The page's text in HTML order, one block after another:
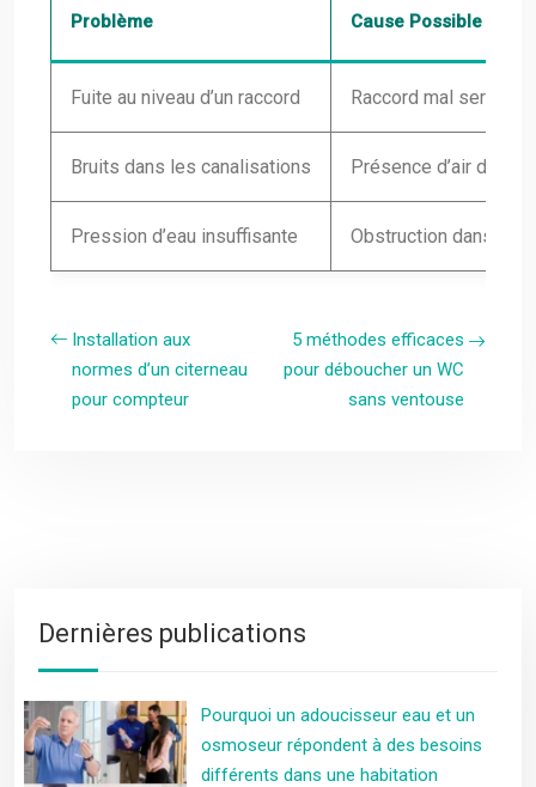
Problème Cause Possible
Fuite au niveau d’un raccord Raccord mal serré,
Bruits dans les canalisations Présence d’air dans
Pression d’eau insuffisante Obstruction dans les
Installation aux
normes d’un citerneau
pour compteur
5 méthodes efficaces
pour déboucher un WC
sans ventouse
Dernières publications
Pourquoi un adoucisseur eau et un
osmoseur répondent à des besoins
différents dans une habitation